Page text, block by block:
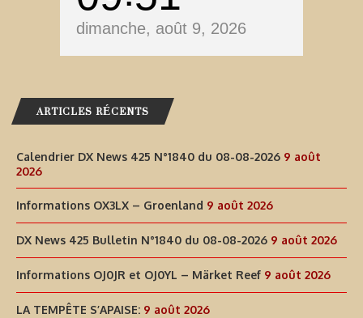
dimanche, août 9, 2026
ARTICLES RÉCENTS
Calendrier DX News 425 N°1840 du 08-08-2026 9 août
2026
Informations OX3LX – Groenland 9 août 2026
DX News 425 Bulletin N°1840 du 08-08-2026 9 août 2026
Informations OJ0JR et OJ0YL – Märket Reef 9 août 2026
LA TEMPÊTE S’APAISE: 9 août 2026